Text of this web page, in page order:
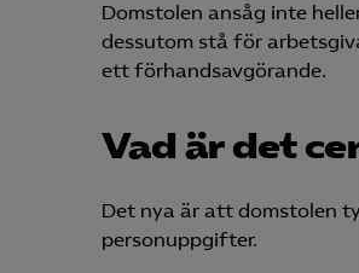
Domstolen ansåg inte
dessutom stå för
ett förhandsavgörande.
Vad är det
Det nya är att domstolen
personuppgifter.